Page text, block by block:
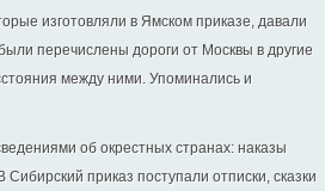
изготовляли в Ямском приказе, давали
перечислены дороги от Москвы в другие
между ними. Упоминались и
об окрестных странах: наказы
приказ поступали отписки, сказки